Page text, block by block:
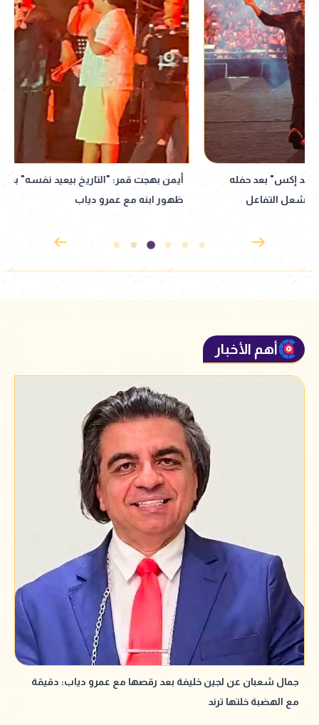
أيمن بهجت قمر: "التاريخ بيعيد نفسه" بعد
ظهور ابنه مع عمرو دياب
"عودة قوية
الوهاب حديث
أهم الأخبار
جمال شعبان عن لجين خليفة بعد رقصها مع عمرو دياب: دقيقة
مع الهضبة خلتها ترند